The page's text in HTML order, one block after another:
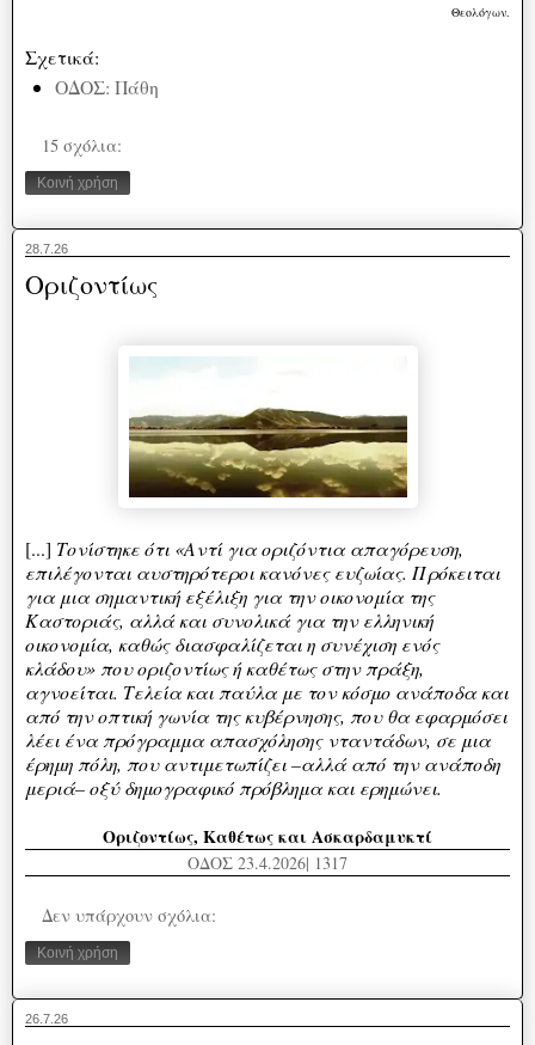
Θεολόγων.
Σχετικά:
ΟΔΟΣ: Πάθη
15 σχόλια:
Κοινή χρήση
28.7.26
Οριζοντίως
[...] Τονίστηκε ότι «Αντί για οριζόντια απαγόρευση,
επιλέγονται αυστηρότεροι κανόνες ευζωίας. Πρόκειται
για μια σημαντική εξέλιξη για την οικονομία της
Καστοριάς, αλλά και συνολικά για την ελληνική
οικονομία, καθώς διασφαλίζεται η συνέχιση ενός
κλάδου» που οριζοντίως ή καθέτως στην πράξη,
αγνοείται. Τελεία και παύλα με τον κόσμο ανάποδα και
από την οπτική γωνία της κυβέρνησης, που θα εφαρμόσει
λέει ένα πρόγραμμα απασχόλησης νταντάδων, σε μια
έρημη πόλη, που αντιμετωπίζει –αλλά από την ανάποδη
μεριά– οξύ δημογραφικό πρόβλημα και ερημώνει.
Οριζοντίως, Καθέτως και Ασκαρδαμυκτί
ΟΔΟΣ 23.4.2026| 1317
Δεν υπάρχουν σχόλια:
Κοινή χρήση
26.7.26